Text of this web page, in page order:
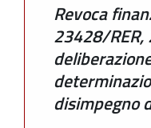
Revoca
23428/
disimpegno